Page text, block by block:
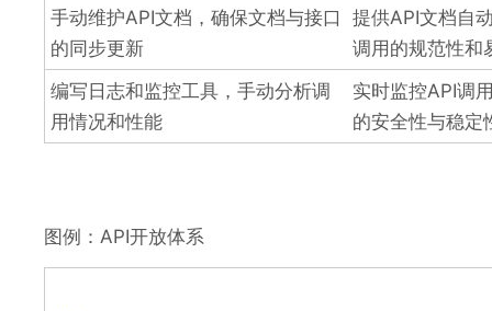
手动维护API文档，确保文档与接口
的同步更新
提供API文档自
调用的规范性和
编写日志和监控工具，手动分析调
用情况和性能
实时监控API调
的安全性与稳定
图例：API开放体系